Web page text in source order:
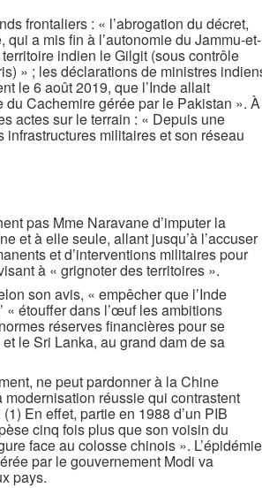
frontaliers : « l’abrogation du décret,
a mis fin à l’autonomie du Jammu-et-
indien le Gilgit (sous contrôle
» ; les déclarations de ministres
le 6 août 2019, que l’Inde allait
Cachemire gérée par le Pakistan ». À
actes sur le terrain : « Depuis une
militaires et son réseau
pas Mme Naravane d’imputer la
et à elle seule, allant jusqu’à l’accuser
et d’interventions militaires pour
à « grignoter des territoires ».
son avis, « empêcher que l’Inde
« étouffer dans l’œuf les ambitions
réserves financières pour se
le Sri Lanka, au grand dam de sa
ne peut pardonner à la Chine
réussie qui contrastent
En effet, partie en 1988 d’un PIB
cinq fois plus que son voisin du
face au colosse chinois ». L’épidémie
par le gouvernement Modi va
pays.